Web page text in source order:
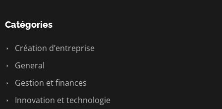
Catégories
Création d’entreprise
General
Gestion et finances
Innovation et technologie